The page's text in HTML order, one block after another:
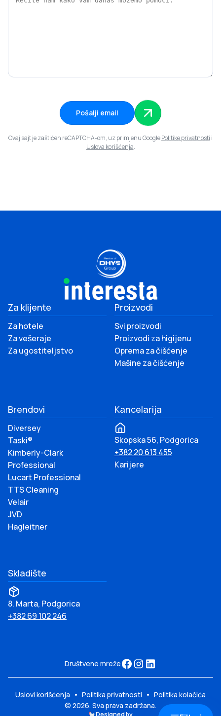
Pošalji email
Ovaj sajt je zaštićen reCAPTCHA-om, uz primjenu GooglePolitike privatnosti i
Uslova korišćenja.
Za klijente
Za hotele
Za vešeraje
Za ugostiteljstvo
Proizvodi
Svi proizvodi
Proizvodi za higijenu
Oprema za čišćenje
Mašine za čišćenje
Brendovi
Diversey
Taski®
Kimberly-Clark
Professional
Lucart Professional
TTS Cleaning
Velair
JVD
Hagleitner
Kancelarija
Skopska 56, Podgorica
+382 20 613 455
Karijere
Skladište
8. Marta, Podgorica
+382 69 102 246
Društvene mreže
© 2026. Sva prava zadržana.
Uslovi korišćenja • Politika privatnosti • Politika kolačića